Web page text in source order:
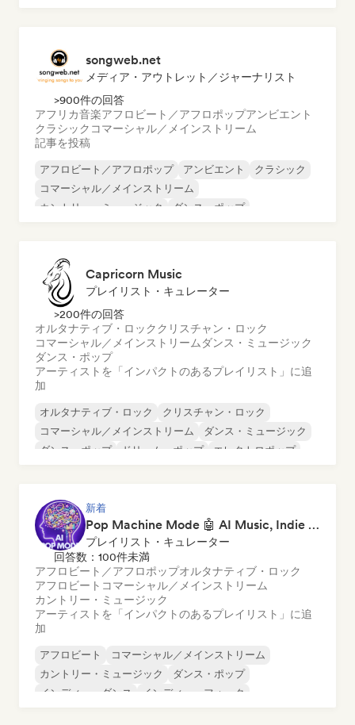
songweb.net
メディア・アウトレット／ジャーナリスト
>900件の回答
アフリカ音楽アフロビート／アフロポップアンビエント
クラシック コマーシャル／メインストリーム
記事を投稿
アフロビート／アフロポップ アンビエント
クラシック
コマーシャル／メインストリーム
カントリー・ミュージック
ダンス・ポップ
Capricorn Music
プレイリスト・キュレーター
>200件の回答
オルタナティブ・ロッククリスチャン・ロック
コマーシャル／メインストリーム ダンス・ミュージック
ダンス・ポップ
アーティストを「インパクトのあるプレイリスト」に追
加
オルタナティブ・ロック
クリスチャン・ロック
コマーシャル／メインストリーム
ダンス・ミュージック
ダンス・ポップ
ドリーム・ポップ
エレクトロポップ
新着
Pop Machine Mode 🤖 AI Music, Indie Pop & Dream Pop
プレイリスト・キュレーター
回答数：100件未満
アフロビート／アフロポップオルタナティブ・ロック
アフロビート コマーシャル／メインストリーム
カントリー・ミュージック
アーティストを「インパクトのあるプレイリスト」に追
加
アフロビート
コマーシャル／メインストリーム
カントリー・ミュージック
ダンス・ポップ
インディー・ダンス
インディー・フォーク